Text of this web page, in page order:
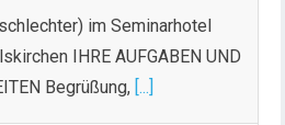
im Seminarhotel
IHRE AUFGABEN UND
Begrüßung, [...]